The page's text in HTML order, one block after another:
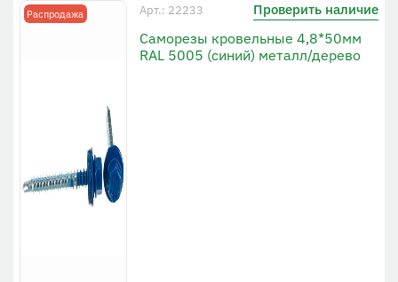
Распродажа Арт.: 22233 Проверить наличие
Саморезы кровельные 4,8*50мм
RAL 5005 (синий) металл/дерево